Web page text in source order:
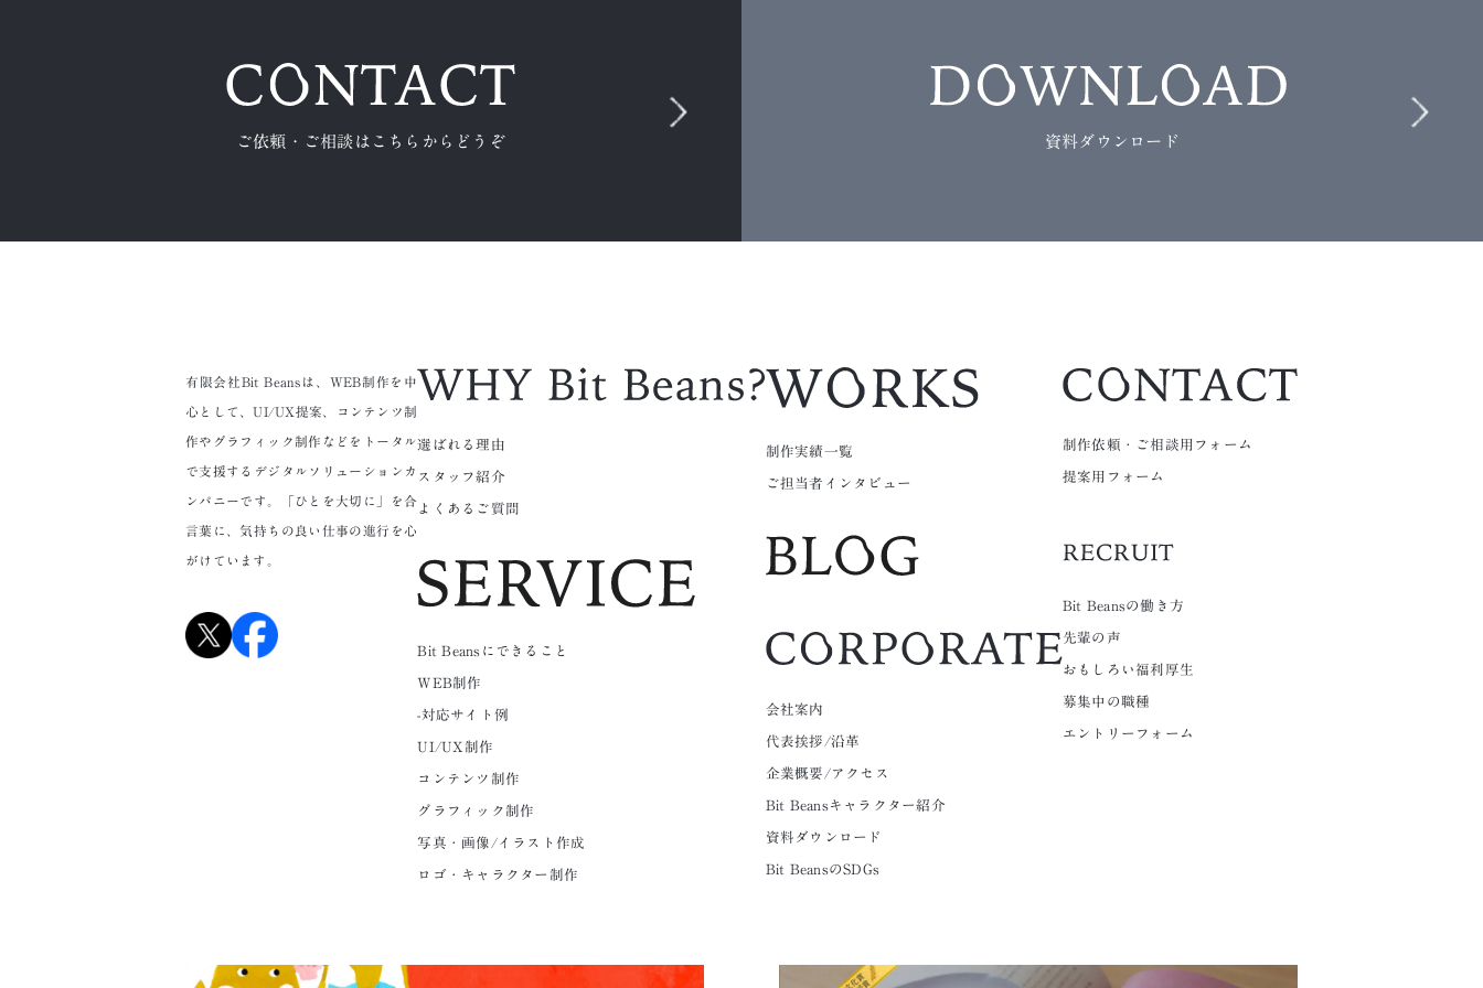
ご依頼・ご相談はこちらからどうぞ 資料ダウンロード
有限会社Bit Beansは、WEB制作を中
心として、UI/UX提案、コンテンツ制
作やグラフィック制作などをトータル
で支援するデジタルソリューションカ
ンパニーです。「ひとを大切に」を合
言葉に、気持ちの良い仕事の進行を心
がけています。
選ばれる理由
スタッフ紹介
よくあるご質問
Bit Beansにできること
WEB制作
-対応サイト例
UI/UX制作
コンテンツ制作
グラフィック制作
写真・画像/イラスト作成
ロゴ・キャラクター制作
制作実績一覧
ご担当者インタビュー
会社案内
代表挨拶/沿革
企業概要/アクセス
Bit Beansキャラクター紹介
資料ダウンロード
Bit BeansのSDGs
制作依頼・ご相談用フォーム
提案用フォーム
Bit Beansの働き方
先輩の声
おもしろい福利厚生
募集中の職種
エントリーフォーム